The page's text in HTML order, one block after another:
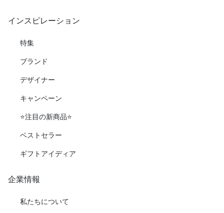
インスピレーション
特集
ブランド
デザイナー
キャンペーン
⭐️注目の新商品⭐️
ベストセラー
ギフトアイディア
企業情報
私たちについて